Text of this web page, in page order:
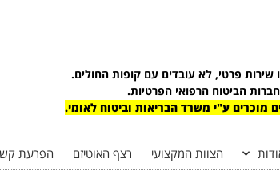
שירות פרטי, לא עובדים עם קופות החולים.
הביטוח הרפואי הפרטיות.
מוכרים ע"י משרד הבריאות וביטוח לאומי.
הצוות המקצועי רצף האוטיזם הפרעת קשב